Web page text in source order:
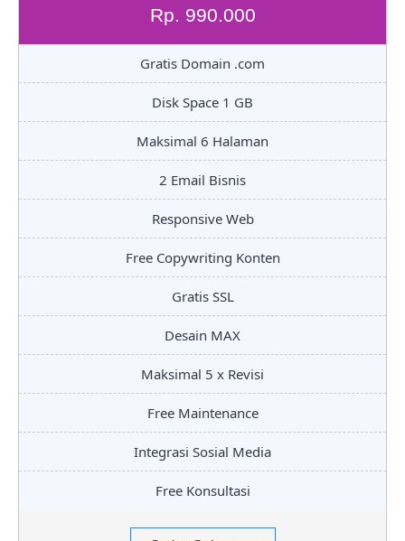
Rp. 990.000
Gratis Domain .com
Disk Space 1 GB
Maksimal 6 Halaman
2 Email Bisnis
Responsive Web
Free Copywriting Konten
Gratis SSL
Desain MAX
Maksimal 5 x Revisi
Free Maintenance
Integrasi Sosial Media
Free Konsultasi